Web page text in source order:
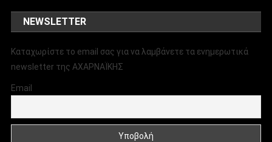
NEWSLETTER
Καταχωρίστε το email σας για να λαμβάνετε τα ενημερωτικά
newsletter της ΑΧΑΡΝΑΪΚΗΣ
Email